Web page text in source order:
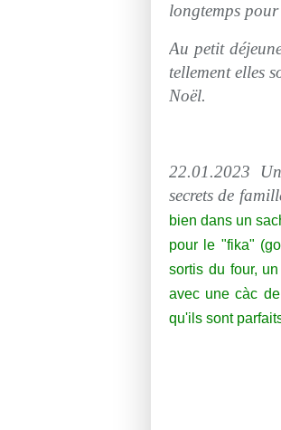
longtemps
Au petit
tellement elles
Noël.
22.01.2023
secrets de
bien dans un
pour le "fika"
sortis du four,
avec une càc
qu'ils sont